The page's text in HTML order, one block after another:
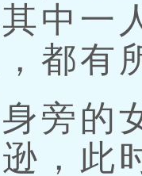
中一
都有
的女
，此